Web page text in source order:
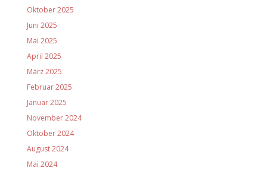
Oktober 2025
Juni 2025
Mai 2025
April 2025
März 2025
Februar 2025
Januar 2025
November 2024
Oktober 2024
August 2024
Mai 2024